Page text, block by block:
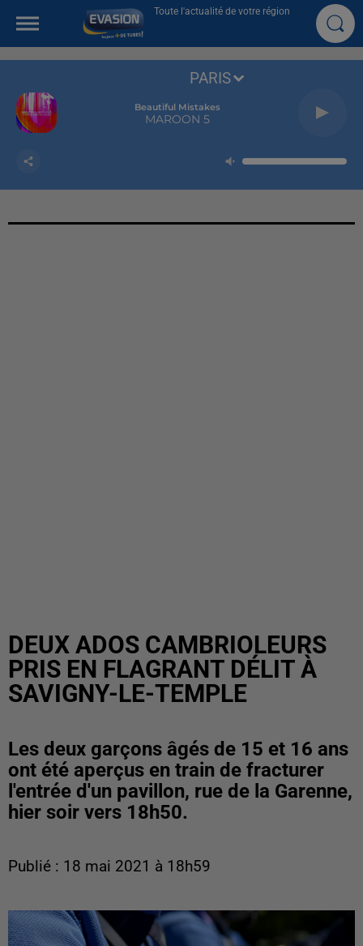
Toute l'actualité de votre région
Beautiful Mistakes
MAROON 5
PARIS
DEUX ADOS CAMBRIOLEURS
PRIS EN FLAGRANT DÉLIT À
SAVIGNY-LE-TEMPLE
Les deux garçons âgés de 15 et 16 ans
ont été aperçus en train de fracturer
l'entrée d'un pavillon, rue de la Garenne,
hier soir vers 18h50.
Publié : 18 mai 2021 à 18h59